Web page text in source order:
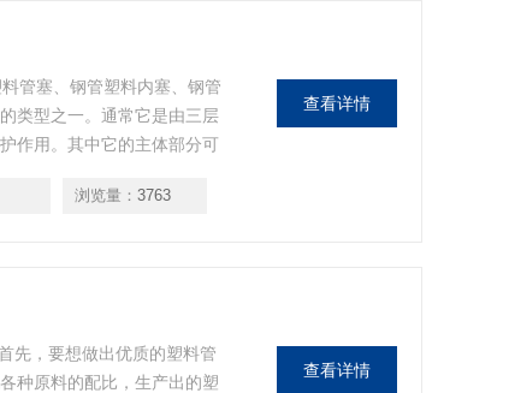
管塞、钢管塑料内塞、钢管
类型之一。通常它是由三层
作用。其中它的主体部分可
的时候可以参考我们的产品
浏览量： 3763
查看详情
先，要想做出优质的塑料管
种原料的配比，生产出的塑
查看详情